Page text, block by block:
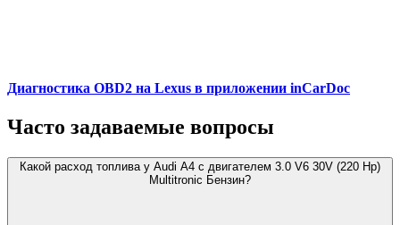
Диагностика OBD2 на Lexus в приложении inCarDoc
Часто задаваемые вопросы
Какой расход топлива у Audi A4 с двигателем 3.0 V6 30V (220 Hp)
Multitronic Бензин?